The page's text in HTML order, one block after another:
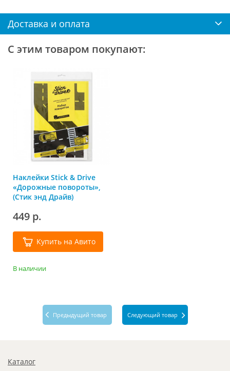
Доставка и оплата
С этим товаром покупают:
Наклейки Stick & Drive
«Дорожные повороты»,
(Стик энд Драйв)
449 р.
Купить на Авито
В наличии
Предыдущий товар Следующий товар
Каталог